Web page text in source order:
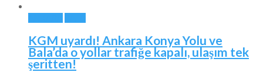
KGM uyardı! Ankara Konya Yolu ve
Bala’da o yollar trafiğe kapalı, ulaşım tek
şeritten!